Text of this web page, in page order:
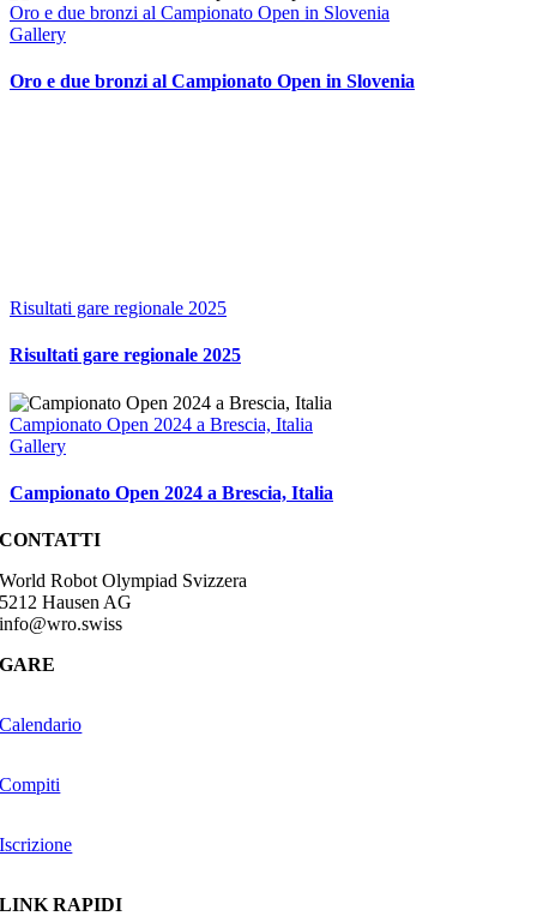
Oro e due bronzi al Campionato Open in Slovenia
Gallery
Oro e due bronzi al Campionato Open in Slovenia
Risultati gare regionale 2025
Risultati gare regionale 2025
Campionato Open 2024 a Brescia, Italia
Gallery
Campionato Open 2024 a Brescia, Italia
CONTATTI
World Robot Olympiad Svizzera
5212 Hausen AG
info@wro.swiss
GARE
Calendario
Compiti
Iscrizione
LINK RAPIDI